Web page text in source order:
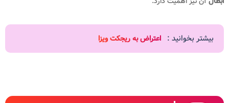
بیشتر بخوانید : اعتراض به ریجکت ویزا